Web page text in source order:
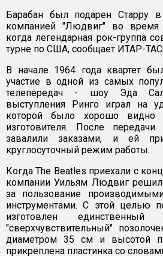
Барабан был подарен Старру
компанией "Людвиг" во время
когда легендарная рок-группа
турне по США, сообщает ИТАР-
В начале 1964 года квартет
участие в одной из самых
телепередач - шоу Эда
выступления Ринго играл на
которой было хорошо видно
изготовителя. После
завалили заказами, и ей
круглосуточный режим работы.
Когда The Beatles приехали с
компании Уильям Людвиг решил
за пользование
инструментами. С этой целью
изготовлен
"сверхчувствительный"
диаметром 35 см и высотой
прикреплена пластинка со